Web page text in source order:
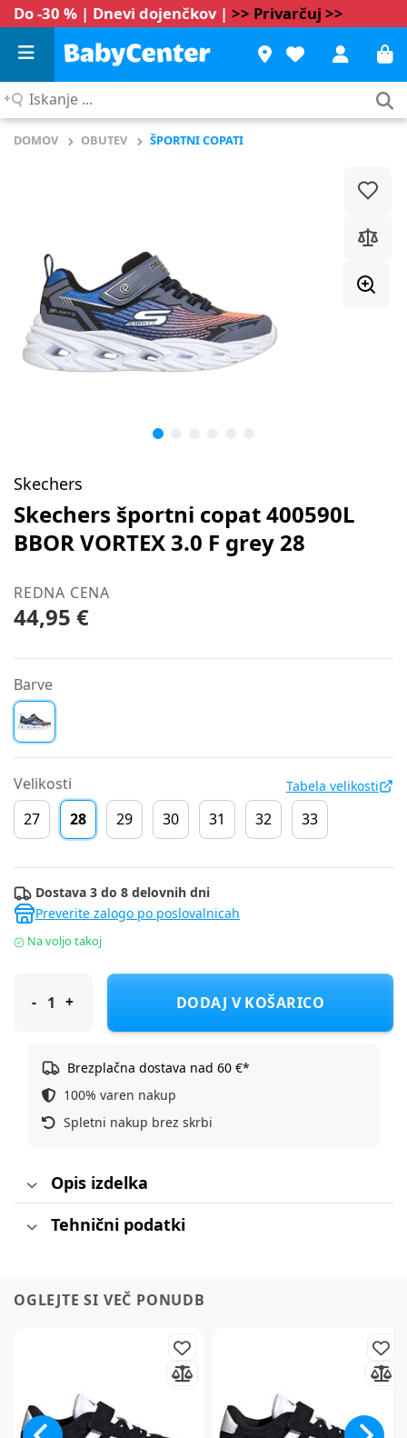
Do -30 % | Dnevi dojenčkov | >> Privarčuj >>
Iskanje
DOMOV OBUTEV ŠPORTNI COPATI
Skechers
Skechers športni copat 400590L
BBOR VORTEX 3.0 F grey 28
REDNA CENA
44,95 €
Barve
Velikosti Tabela velikosti
27 28 29 30 31 32 33
Dostava 3 do 8 delovnih dni
Preverite zalogo po poslovalnicah
Na voljo takoj
Skechers športni copat 400590L BBOR VORTEX 3.0 F grey 28
DODAJ V KOŠARICO
Brezplačna dostava nad 60 €*
100% varen nakup
Spletni nakup brez skrbi
Opis izdelka
Tehnični podatki
OGLEJTE SI VEČ PONUDB